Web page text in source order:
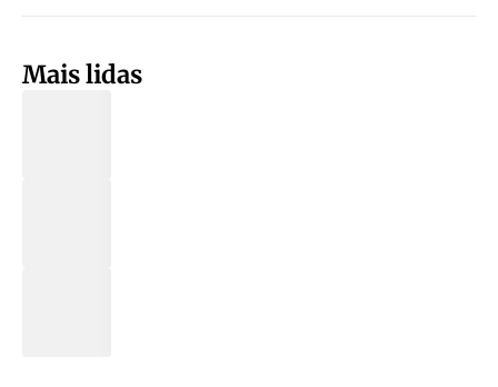
Mais lidas